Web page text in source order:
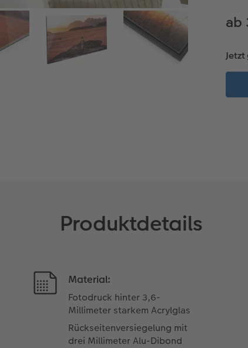
ab
Produktdetails
Material:
Fotodruck hinter 3,6-
Millimeter starkem Acrylglas
Rückseitenversiegelung mit
drei Millimeter Alu-Dibond